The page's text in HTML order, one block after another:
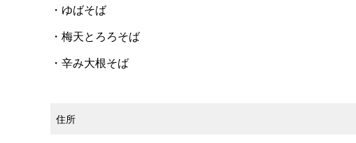
・ゆばそば
・梅天とろろそば
・辛み大根そば
住所